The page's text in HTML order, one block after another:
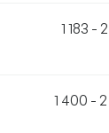
1 183 -
1 400 -